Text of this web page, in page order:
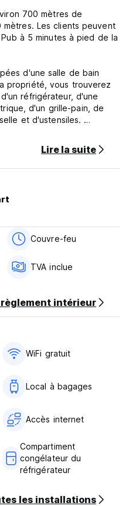
700 mètres de
Les clients peuvent
à 5 minutes à pied de la
d'une salle de bain
propriété, vous trouverez
réfrigérateur, d'une
d'un grille-pain, de
et d'ustensiles.
se trouvent à 3
original language)
Lire la suite
Couvre-feu
TVA inclue
règlement intérieur
WiFi gratuit
Local à bagages
Accès internet
Compartiment
congélateur du
réfrigérateur
les installations